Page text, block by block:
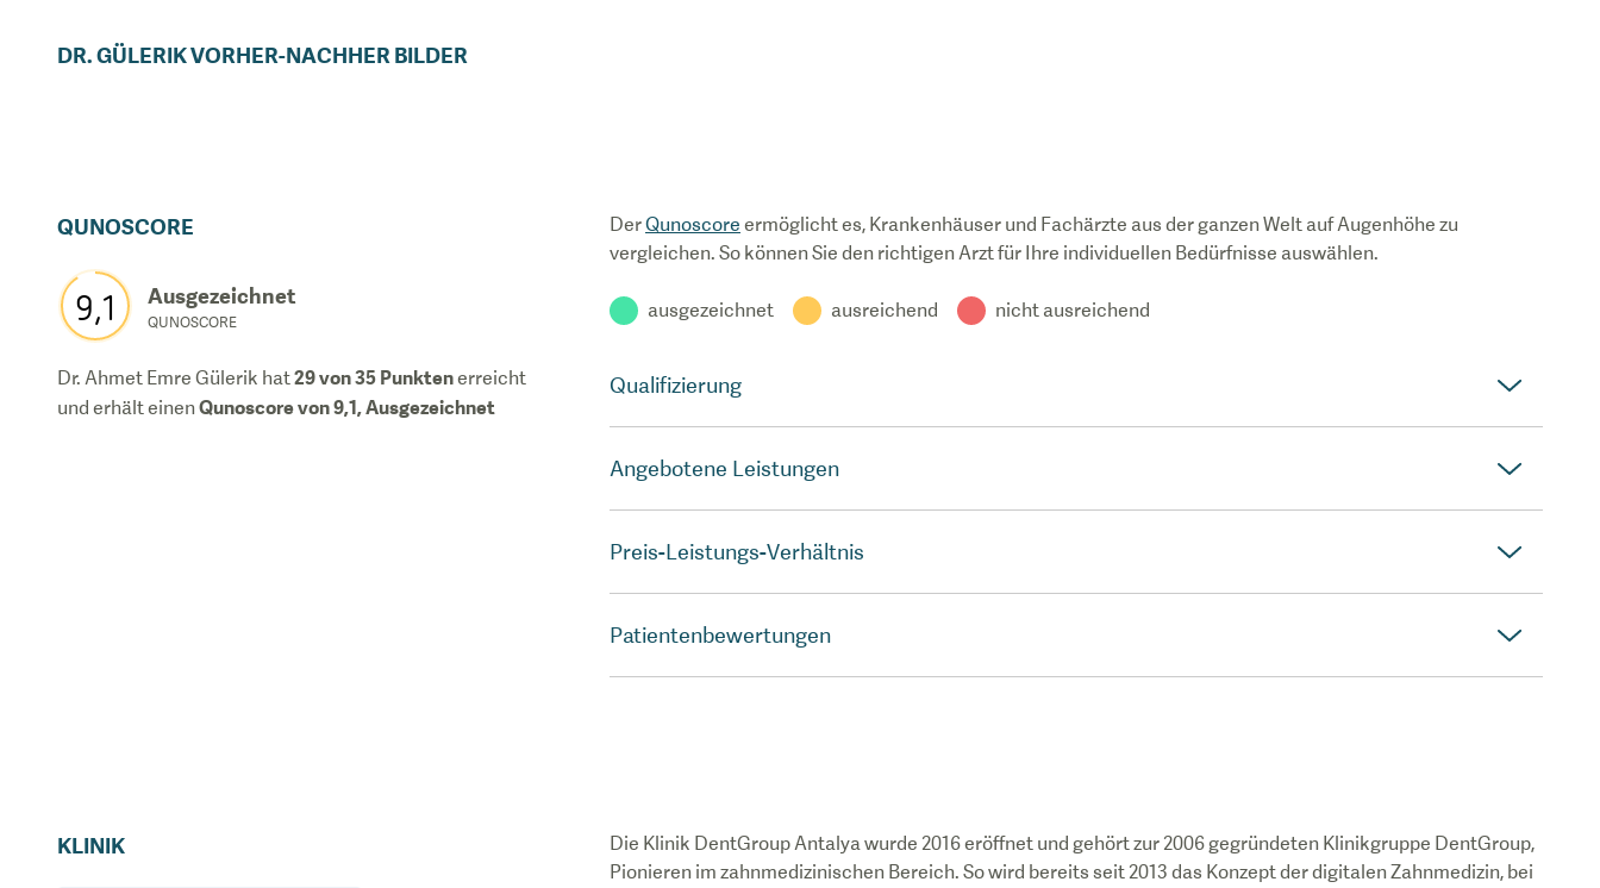
DR.GÜLERIKVORHER-NACHHER BILDER
QUNOSCORE
9,1 Ausgezeichnet
QUNOSCORE
Dr. Ahmet Emre Gülerik hat29von 35 Punktenerreicht
und erhält einenQunoscore von9,1,Ausgezeichnet
DerQunoscore ermöglicht es, Krankenhäuser und Fachärzte aus der ganzen Welt auf Augenhöhe zu
vergleichen. So können Sie den richtigen Arzt für Ihre individuellen Bedürfnisse auswählen.
ausgezeichnet ausreichend nicht ausreichend
Qualifizierung
Angebotene Leistungen
Preis-Leistungs-Verhältnis
Patientenbewertungen
KLINIK
Die Klinik DentGroup Antalya wurde 2016 eröffnet und gehört zur 2006 gegründeten Klinikgruppe DentGroup,
Pionieren im zahnmedizinischen Bereich. So wird bereits seit 2013 das Konzept der digitalen Zahnmedizin, bei